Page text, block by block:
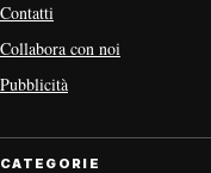
Contatti
Collabora con noi
Pubblicità
CATEGORIE